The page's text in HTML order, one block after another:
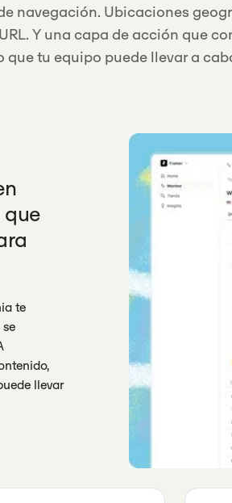
navegación. Ubicaciones
Y una capa de acción que
que tu equipo puede llevar a
que
te
llevar